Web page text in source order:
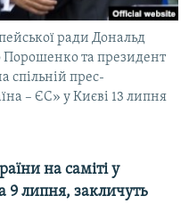
ради Дональд
Порошенко та президент
спільній прес-
– ЄС» у Києві 13 липня
на саміті у
9 липня, закличуть